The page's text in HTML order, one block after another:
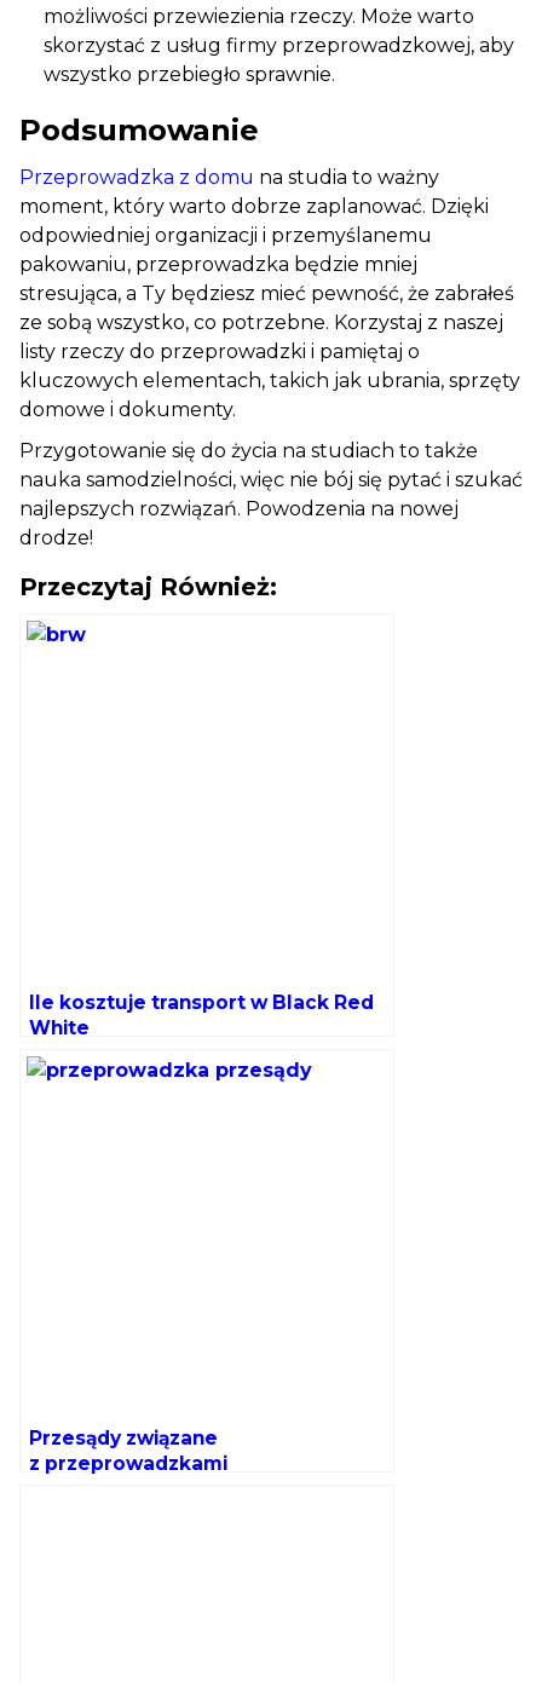
możliwości przewiezienia rzeczy. Może warto
skorzystać z usług firmy przeprowadzkowej, aby
wszystko przebiegło sprawnie.
Podsumowanie
Przeprowadzka z domu na studia to ważny
moment, który warto dobrze zaplanować. Dzięki
odpowiedniej organizacji i przemyślanemu
pakowaniu, przeprowadzka będzie mniej
stresująca, a Ty będziesz mieć pewność, że zabrałeś
ze sobą wszystko, co potrzebne. Korzystaj z naszej
listy rzeczy do przeprowadzki i pamiętaj o
kluczowych elementach, takich jak ubrania, sprzęty
domowe i dokumenty.
Przygotowanie się do życia na studiach to także
nauka samodzielności, więc nie bój się pytać i szukać
najlepszych rozwiązań. Powodzenia na nowej
drodze!
Przeczytaj Również:
Ile kosztuje transport w Black Red
White
Przesądy związane
z przeprowadzkami